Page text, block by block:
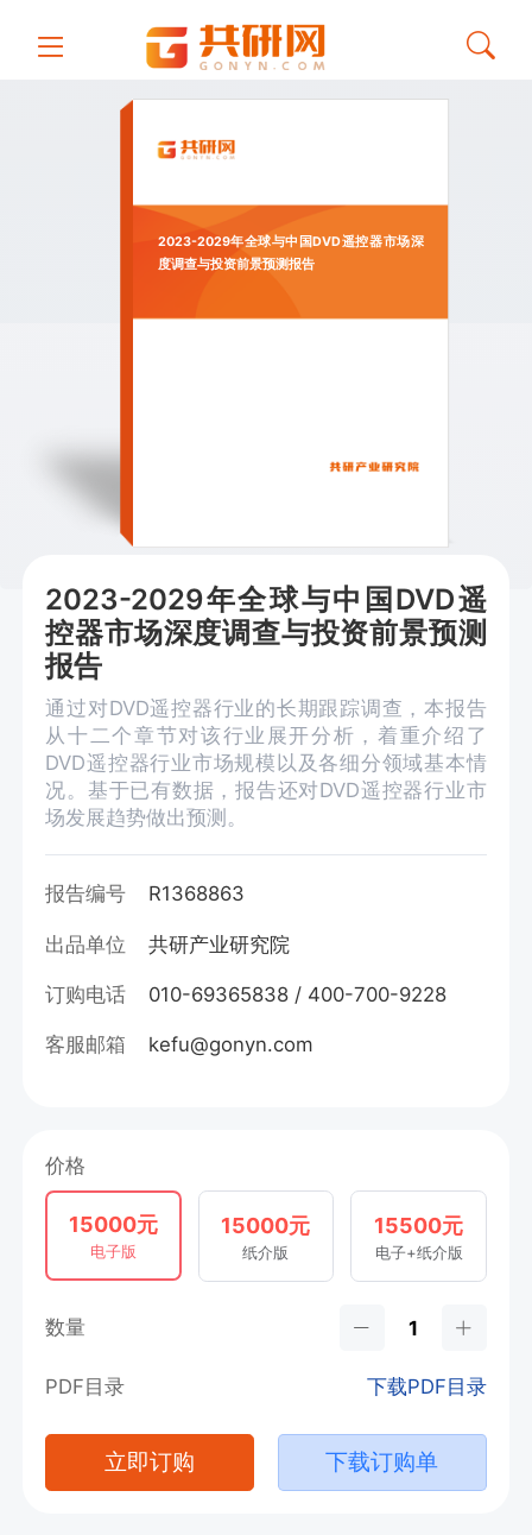
2023-2029年全球与中国DVD遥控器市场深
度调查与投资前景预测报告
2023-2029年全球与中国DVD遥
控器市场深度调查与投资前景预测
报告
通过对DVD遥控器行业的长期跟踪调查，本报告
从十二个章节对该行业展开分析，着重介绍了
DVD遥控器行业市场规模以及各细分领域基本情
况。基于已有数据，报告还对DVD遥控器行业市
场发展趋势做出预测。
报告编号 R1368863
出品单位 共研产业研究院
订购电话 010-69365838 / 400-700-9228
客服邮箱 kefu@gonyn.com
价格
15000元
电子版
15000元
纸介版
15500元
电子+纸介版
数量
PDF目录 下载PDF目录
立即订购 下载订购单